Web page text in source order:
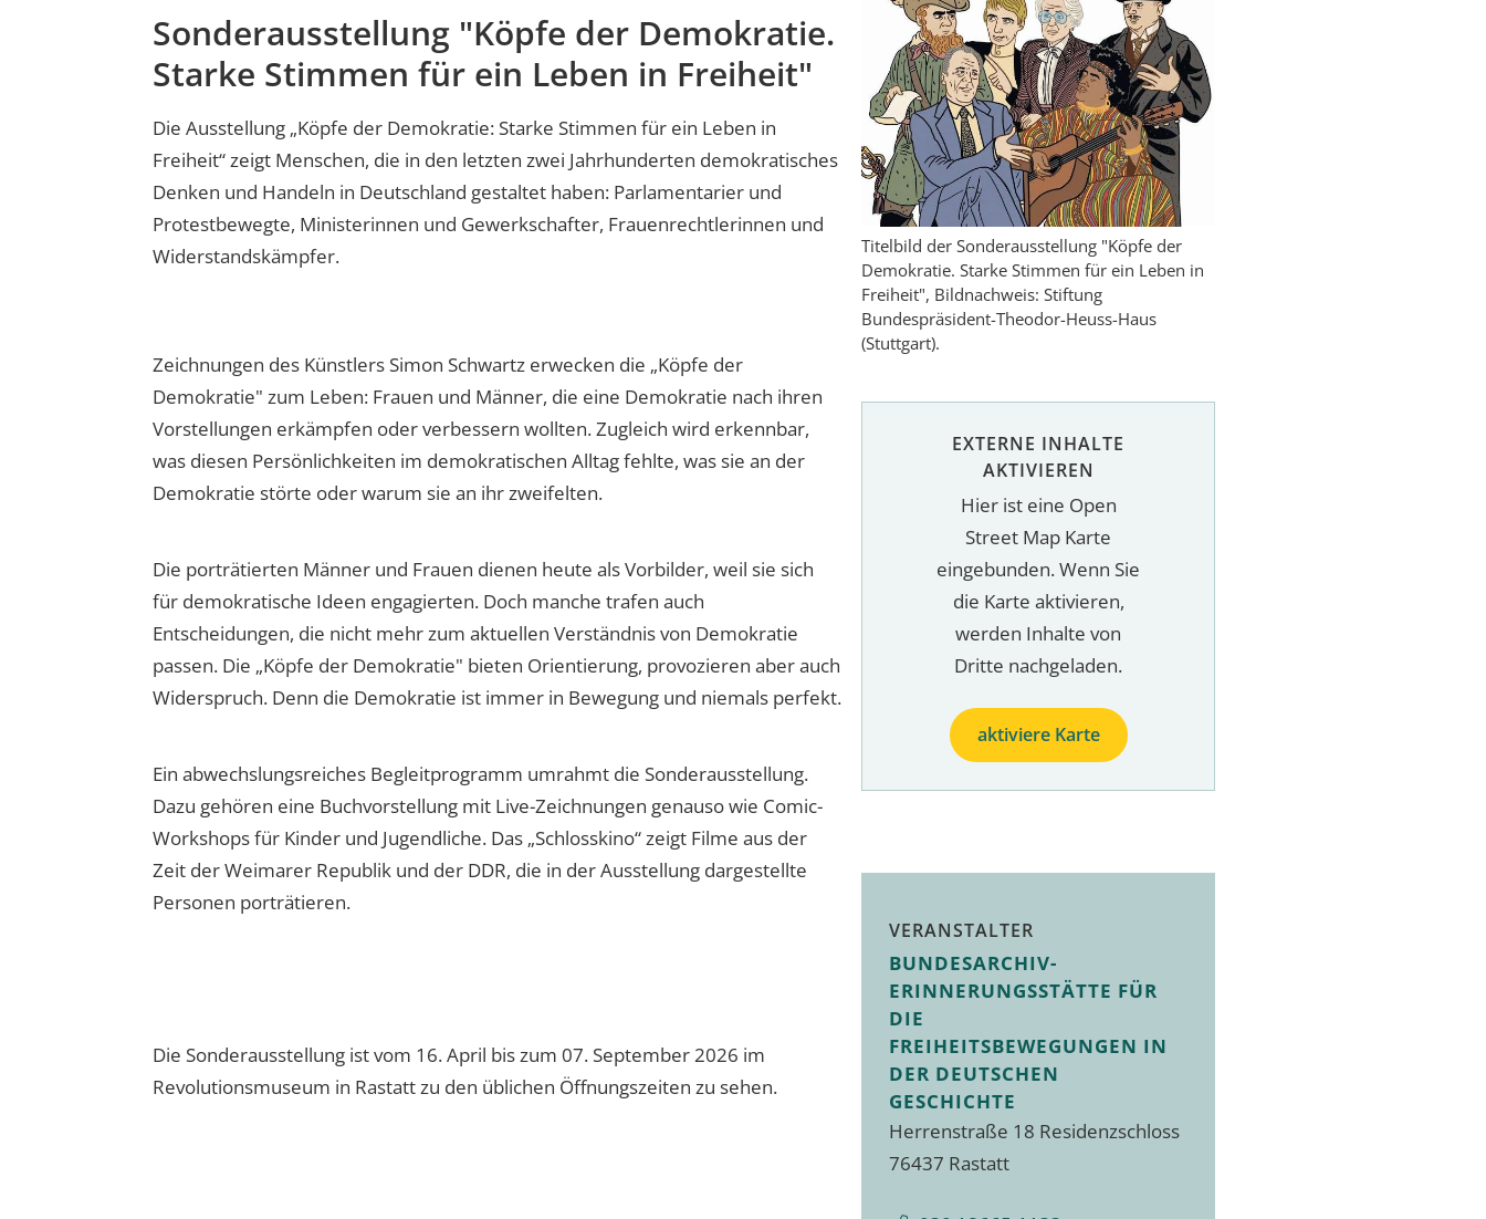
Sonderausstellung "Köpfe der Demokratie.
Starke Stimmen für ein Leben in Freiheit"
Die Ausstellung „Köpfe der Demokratie: Starke Stimmen für ein Leben in
Freiheit“ zeigt Menschen, die in den letzten zwei Jahrhunderten demokratisches
Denken und Handeln in Deutschland gestaltet haben: Parlamentarier und
Protestbewegte, Ministerinnen und Gewerkschafter, Frauenrechtlerinnen und
Widerstandskämpfer.
Zeichnungen des Künstlers Simon Schwartz erwecken die „Köpfe der
Demokratie" zum Leben: Frauen und Männer, die eine Demokratie nach ihren
Vorstellungen erkämpfen oder verbessern wollten. Zugleich wird erkennbar,
was diesen Persönlichkeiten im demokratischen Alltag fehlte, was sie an der
Demokratie störte oder warum sie an ihr zweifelten.
Die porträtierten Männer und Frauen dienen heute als Vorbilder, weil sie sich
für demokratische Ideen engagierten. Doch manche trafen auch
Entscheidungen, die nicht mehr zum aktuellen Verständnis von Demokratie
passen. Die „Köpfe der Demokratie" bieten Orientierung, provozieren aber auch
Widerspruch. Denn die Demokratie ist immer in Bewegung und niemals perfekt.
Ein abwechslungsreiches Begleitprogramm umrahmt die Sonderausstellung.
Dazu gehören eine Buchvorstellung mit Live-Zeichnungen genauso wie Comic-
Workshops für Kinder und Jugendliche. Das „Schlosskino“ zeigt Filme aus der
Zeit der Weimarer Republik und der DDR, die in der Ausstellung dargestellte
Personen porträtieren.
Die Sonderausstellung ist vom 16. April bis zum 07. September 2026 im
Revolutionsmuseum in Rastatt zu den üblichen Öffnungszeiten zu sehen.
Titelbild der Sonderausstellung "Köpfe der
Demokratie. Starke Stimmen für ein Leben in
Freiheit", Bildnachweis: Stiftung
Bundespräsident-Theodor-Heuss-Haus
(Stuttgart).
EXTERNE INHALTE
AKTIVIEREN
Hier ist eine Open
Street Map Karte
eingebunden. Wenn Sie
die Karte aktivieren,
werden Inhalte von
Dritte nachgeladen.
aktiviere Karte
VERANSTALTER
BUNDESARCHIV-
ERINNERUNGSSTÄTTE FÜR
DIE
FREIHEITSBEWEGUNGEN IN
DER DEUTSCHEN
GESCHICHTE
Herrenstraße 18 Residenzschloss
76437 Rastatt